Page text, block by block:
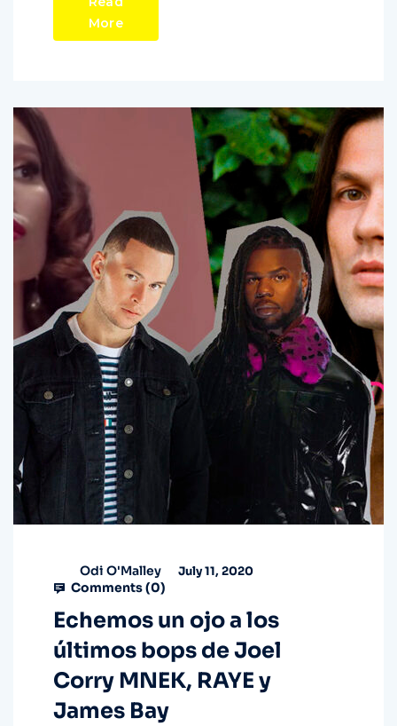
More
Odi O'Malley July 11, 2020
Comments (0)
Echemos un ojo a los
últimos bops de Joel
Corry MNEK, RAYE y
James Bay